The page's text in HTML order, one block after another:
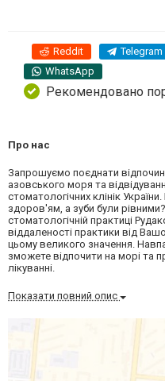
Reddit Telegram
WhatsApp
Рекомендовано
Про нас
Запрошуємо поєднати
азовського моря та
стоматологічних клінік
здоров'ям, а зуби були
стоматологічній практиці
віддаленості практики від
цьому великого значення.
зможете відпочити на морі та
лікуванні.
Показати повний опис